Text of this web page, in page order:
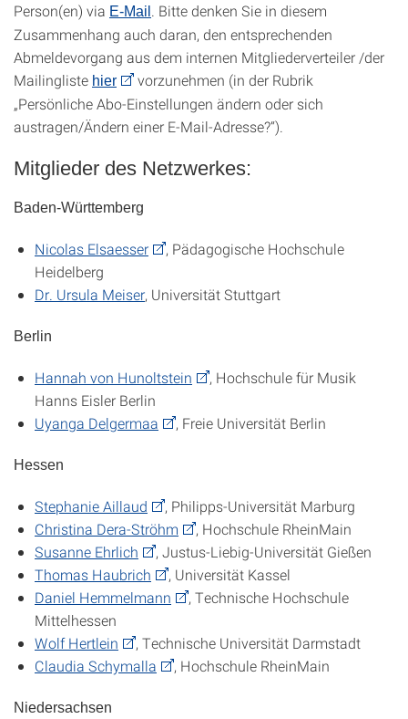
Person(en) via E-Mail
. Bitte denken Sie in diesem
Zusammenhang auch daran, den entsprechenden
Abmeldevorgang aus dem internen Mitgliederverteiler /der
Mailingliste hier
vorzunehmen (in der Rubrik
„Persönliche Abo-Einstellungen ändern oder sich
austragen/Ändern einer E-Mail-Adresse?“).
Mitglieder des Netzwerkes:
Baden-Württemberg
Nicolas Elsaesser
, Pädagogische Hochschule
Heidelberg
Dr. Ursula Meiser, Universität Stuttgart
Berlin
Hannah von Hunoltstein
, Hochschule für Musik
Hanns Eisler Berlin
Uyanga Delgermaa
, Freie Universität Berlin
Hessen
Stephanie Aillaud
, Philipps-Universität Marburg
Christina Dera-Ströhm
, Hochschule RheinMain
Susanne Ehrlich
, Justus-Liebig-Universität Gießen
Thomas Haubrich
, Universität Kassel
Daniel Hemmelmann
, Technische Hochschule
Mittelhessen
Wolf Hertlein
, Technische Universität Darmstadt
Claudia Schymalla
, Hochschule RheinMain
Niedersachsen